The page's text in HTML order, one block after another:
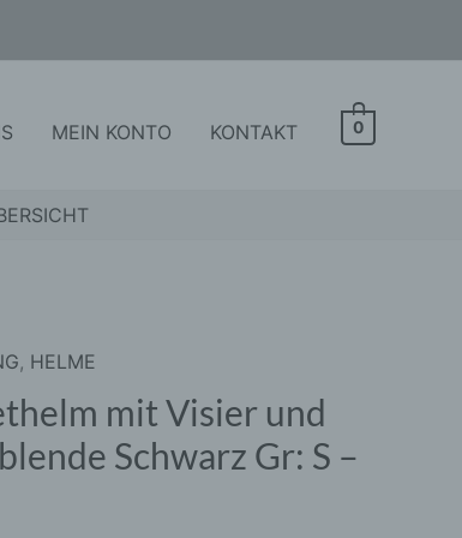
MEIN KONTO KONTAKT 0
, HELME
mit Visier und
Schwarz Gr: S –